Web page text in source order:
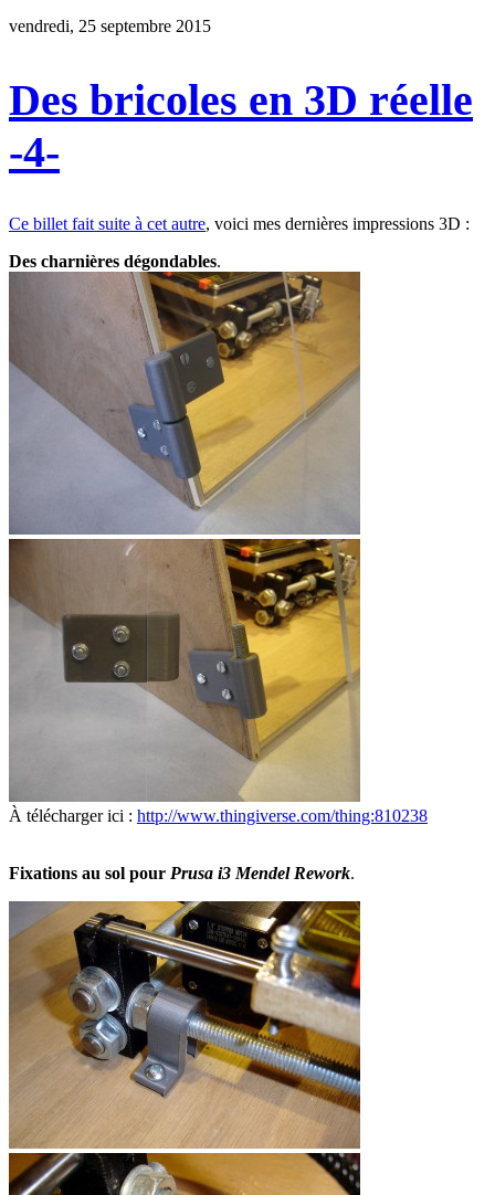
vendredi, 25 septembre 2015
Des bricoles en 3D réelle
-4-
Ce billet fait suite à cet autre, voici mes dernières impressions 3D :
Des charnières dégondables.
À télécharger ici : http://www.thingiverse.com/thing:810238
Fixations au sol pour Prusa i3 Mendel Rework.